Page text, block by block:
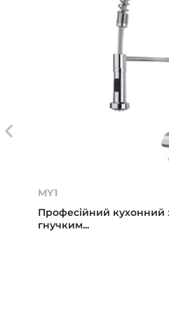
MY1
Професійний кухонний
гнучким...